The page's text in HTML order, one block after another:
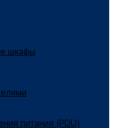
шкафы
питания (PDU)